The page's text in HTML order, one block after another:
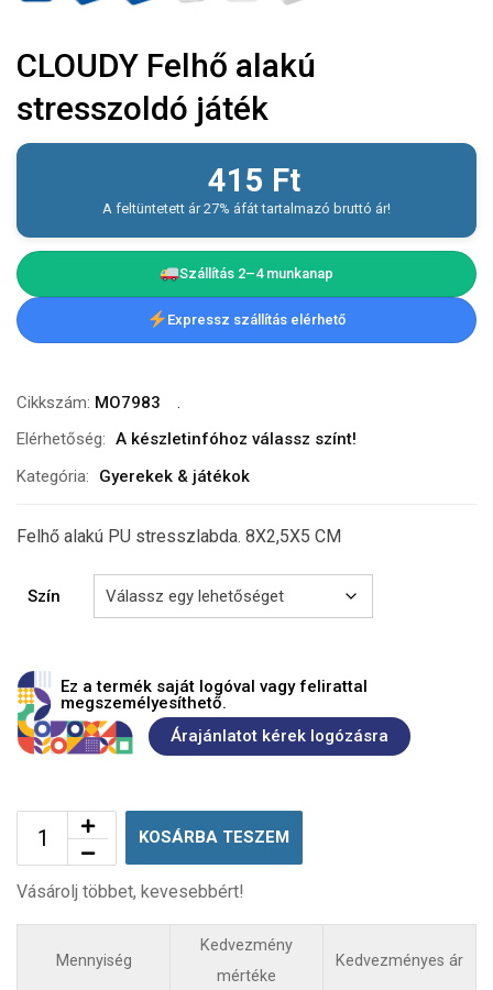
CLOUDY Felhő alakú
stresszoldó játék
415 Ft
A feltüntetett ár 27% áfát tartalmazó bruttó ár!
Szállítás 2–4 munkanap
Expressz szállítás elérhető
Cikkszám: MO7983
Elérhetőség: A készletinfóhoz válassz színt!
Kategória:
Gyerekek & játékok
Felhő alakú PU stresszlabda. 8X2,5X5 CM
Szín
Ez a termék saját logóval vagy felirattal
megszemélyesíthető.
Árajánlatot kérek logózásra
KOSÁRBA TESZEM
Vásárolj többet, kevesebbért!
Mennyiség
Kedvezmény
mértéke
Kedvezményes ár